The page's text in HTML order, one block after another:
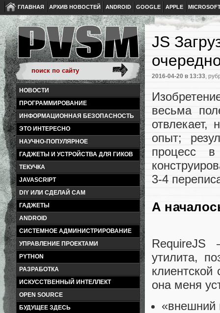
ГЛАВНАЯ АРХИВ НОВОСТЕЙ ANDROID GOOGLE APPLE
НОВОСТИ
ПРОГРАММИРОВАНИЕ
ИНФОРМАЦИОННАЯ БЕЗОПАСНОСТЬ
ЭТО ИНТЕРЕСНО
НАУЧНО-ПОПУЛЯРНОЕ
ГАДЖЕТЫ И УСТРОЙСТВА ДЛЯ ГИКОВ
ТЕКУЧКА
JAVASCRIPT
DIY ИЛИ СДЕЛАЙ САМ
ГАДЖЕТЫ
ANDROID
СИСТЕМНОЕ АДМИНИСТРИРОВАНИЕ
УПРАВЛЕНИЕ ПРОЕКТАМИ
PYTHON
РАЗРАБОТКА
ИСКУССТВЕННЫЙ ИНТЕЛЛЕКТ
OPEN SOURCE
БУДУЩЕЕ ЗДЕСЬ
JS
2016-04-20 в 13:33,
весьма
отвлекает,
опыт;
процесс
3-4
А
RequireJS
утилита,
она меня
«внешний